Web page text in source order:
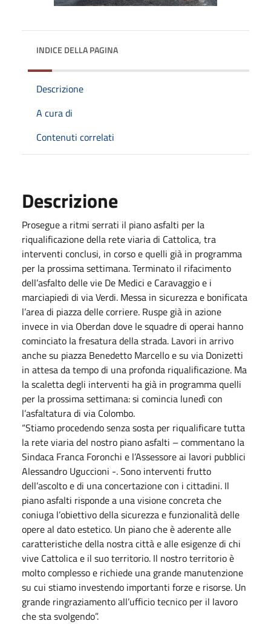
INDICE DELLA PAGINA
Descrizione
A cura di
Contenuti correlati
Descrizione
Prosegue a ritmi serrati il piano asfalti per la
riqualificazione della rete viaria di Cattolica, tra
interventi conclusi, in corso e quelli già in programma
per la prossima settimana. Terminato il rifacimento
dell’asfalto delle vie De Medici e Caravaggio e i
marciapiedi di via Verdi. Messa in sicurezza e bonificata
l’area di piazza delle corriere. Ruspe già in azione
invece in via Oberdan dove le squadre di operai hanno
cominciato la fresatura della strada. Lavori in arrivo
anche su piazza Benedetto Marcello e su via Donizetti
in attesa da tempo di una profonda riqualificazione. Ma
la scaletta degli interventi ha già in programma quelli
per la prossima settimana: si comincia lunedì con
l’asfaltatura di via Colombo.
“Stiamo procedendo senza sosta per riqualificare tutta
la rete viaria del nostro piano asfalti – commentano la
Sindaca Franca Foronchi e l’Assessore ai lavori pubblici
Alessandro Uguccioni -. Sono interventi frutto
dell’ascolto e di una concertazione con i cittadini. Il
piano asfalti risponde a una visione concreta che
coniuga l’obiettivo della sicurezza e funzionalità delle
opere al dato estetico. Un piano che è aderente alle
caratteristiche della nostra città e alle esigenze di chi
vive Cattolica e il suo territorio. Il nostro territorio è
molto complesso e richiede una grande manutenzione
su cui stiamo investendo importanti forze e risorse. Un
grande ringraziamento all’ufficio tecnico per il lavoro
che sta svolgendo”.